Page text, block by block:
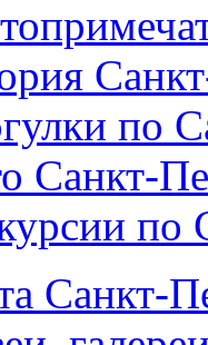
по
Санкт-
по
Санкт-